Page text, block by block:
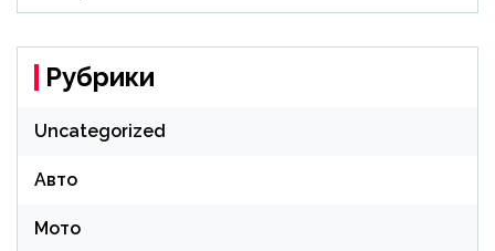
Рубрики
Uncategorized
Авто
Мото